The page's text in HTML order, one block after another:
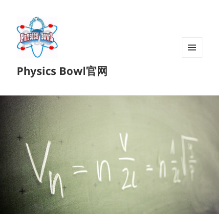
Physics Bowl官网